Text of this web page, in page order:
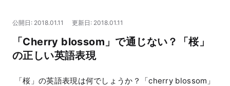
マネー
公開日: 2018.01.11 更新日: 2018.01.11
「Cherry blossom」で通じない？「桜」
の正しい英語表現
「桜」の英語表現は何でしょうか？「cherry blossom」